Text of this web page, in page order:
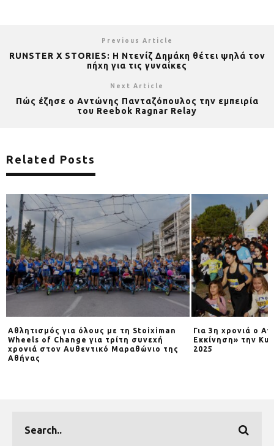
Previous Article
RUNSTER X STORIES: Η Ντενίζ Δημάκη θέτει ψηλά τον
πήχη για τις γυναίκες
Next Article
Πώς έζησε ο Αντώνης Πανταζόπουλος την εμπειρία
του Reebok Ragnar Relay
Related Posts
Αθλητισμός για όλους με τη Stoiximan
Wheels of Change για τρίτη συνεχή
χρονιά στον Αυθεντικό Μαραθώνιο της
Αθήνας
Για 3η χρονιά o
Εκκίνηση» την
2025